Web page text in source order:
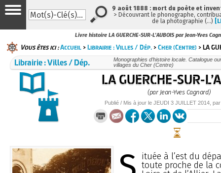
Livre histoire LA GUERCHE-SUR-L'AUBOIS par Jean-Yves
Vous êtes ici :Accueil >Librairie : Villes / Dép. >Cher (Centre) > LA
Librairie : Villes / Dép.
Monographies d’histoire locale. Catalogue
villages du Cher (Centre)
LA GUERCHE-SUR-
(par Jean-Yves Cagnard)
Publié / Mis à jour le JEUDI 3 JUILLET 2014,
ituée à l’est du
toute proche de la
9 août 1888 : mort du poète et
> Découvrant le phonographe,
de la photographie (…)